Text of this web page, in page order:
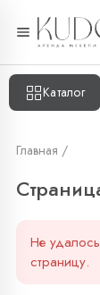
Каталог
Главная /
Не
страницу.